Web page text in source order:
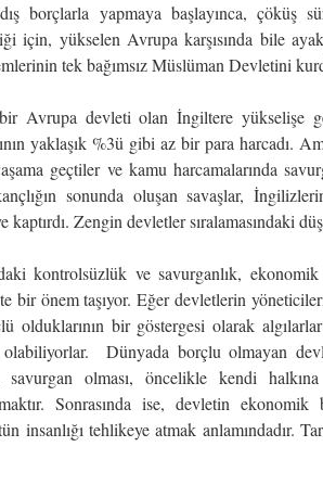
dış borçlarla yapmaya başlayınca, çöküş
için, yükselen Avrupa karşısında bile
tek bağımsız Müslüman Devletini
Avrupa devleti olan İngiltere yükselişe
yaklaşık %3ü gibi az bir para harcadı.
geçtiler ve kamu harcamalarında
sonunda oluşan savaşlar,
Zengin devletler sıralamasındaki
kontrolsüzlük ve savurganlık,
bir önem taşıyor. Eğer devletlerin
olduklarının bir göstergesi olarak
olabiliyorlar. Dünyada borçlu olmayan
savurgan olması, öncelikle kendi
Sonrasında ise, devletin ekonomik
insanlığı tehlikeye atmak anlamındadır.